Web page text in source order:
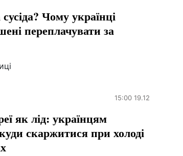
Чому українці
переплачувати за
15:00 19.12
як лід: українцям
скаржитися при холоді